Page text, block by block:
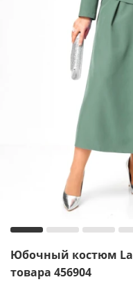
Юбочный костюм
товара 456904